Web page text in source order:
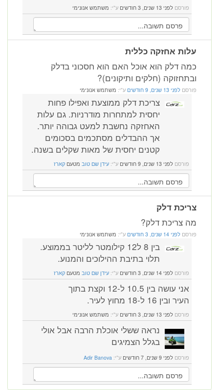
פורסם לפני 13 שנים, 3 חודשים ע"י: משתמש אנונימי
עלות אחזקה כללית
כמה דלק הוא אוכל האם הוא חסכוני בדלק
ובתחזוקה (חלקים ותיקונים)?
פורסם לפני 13 שנים, 9 חודשים ע"י: משתמש אנונימי
צריכת דלק ממוצעת ואפילו פחות
יחסית למתחרות מודרניות. גם עלות
האחזקה נחשבת למעט גבוהה יותר.
אך ההבדלים מסתכמים בסכומים
קטנים יחסית של מאות שקלים בשנה.
פורסם לפני 13 שנים, 9 חודשים ע"י: עידן שם טוב מטעם קארז
צריכת דלק
מה צריכת דלק?
פורסם לפני 14 שנים, 3 חודשים ע"י: משתמש אנונימי
בין 8 ל12 קילומטר לליטר בממוצע.
תלוי בתיבת ההילוכים והמנוע.
פורסם לפני 14 שנים, 3 חודשים ע"י: עידן שם טוב מטעם קארז
אני עושה בין 10.5 ל-12 וקצת בתוך
העיר ובין 16 ל-18 מחוץ לעיר.
פורסם לפני 13 שנים, 3 חודשים ע"י: משתמש אנונימי
נראה ששלי אוכלת הרבה אבל אולי
בגלל הצמיגים
פורסם לפני 9 שנים, 7 חודשים ע"י: Adir Banova